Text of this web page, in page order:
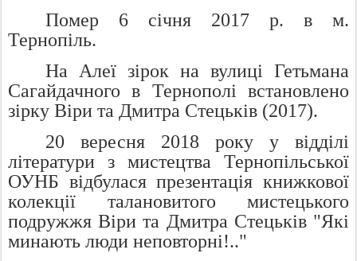
Помер 6 січня 2017 р. в м.
Тернопіль.
На Алеї зірок на вулиці Гетьмана
Сагайдачного в Тернополі встановлено
зірку Віри та Дмитра Стецьків (2017).
20 вересня 2018 року у відділі
літератури з мистецтва Тернопільської
ОУНБ відбулася презентація книжкової
колекції талановитого мистецького
подружжя Віри та Дмитра Стецьків "Які
минають люди неповторні!.."